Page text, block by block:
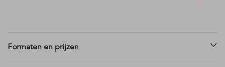
Formaten en prijzen